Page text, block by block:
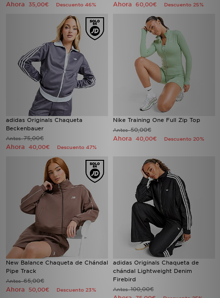
Ahora 35,00€ Descuento 46% Ahora 60,00€ Descuento 25%
adidas Originals Chaqueta
Beckenbauer
Antes75,00€
Ahora 40,00€ Descuento 47%
Nike Training One Full Zip Top
Antes50,00€
Ahora 40,00€ Descuento 20%
New Balance Chaqueta de Chándal
Pipe Track
Antes65,00€
Ahora 50,00€ Descuento 23%
adidas Originals Chaqueta de
chándal Lightweight Denim
Firebird
Antes100,00€